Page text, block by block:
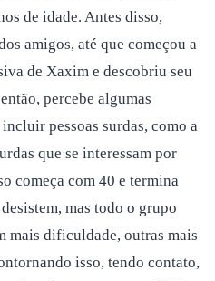
de idade. Antes disso,
amigos, até que começou a
de Xaxim e descobriu seu
percebe algumas
pessoas surdas, como a
que se interessam por
começa com 40 e termina
mas todo o grupo
mais dificuldade, outras mais
isso, tendo contato,